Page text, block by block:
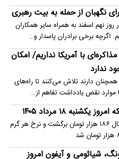
نگهبان از حمله به بیت رهبری
نهم اسفند به همراه سایر همکاران
اگرچه برخی برادران پاسدار و…
با آمریکا نداریم/ امکان
ندارد
دارند تلاش می‌کنند تا راه‌های
موارد نقض یادداشت تفاهم از…
۱۸ مرداد ۱۴۰۵
قیمت دلار در بازار آزاد به کانال ۱۸۶ هزار تومان برگشت و نرخ هر گرم
شیائومی و آیفون امروز